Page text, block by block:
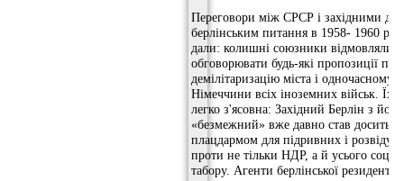
Переговори між СРСР і західними
берлінським питання в 1958- 1960 рр.
дали: колишні союзники відмовлялися
обговорювати будь-які пропозиції про
демілітаризацію міста і одночасному
Німеччини всіх іноземних військ. Їх
легко з'ясовна: Західний Берлін з його
«безмежний» вже давно став досить
плацдармом для підривних і
проти не тільки НДР, а й усього
табору. Агенти берлінської